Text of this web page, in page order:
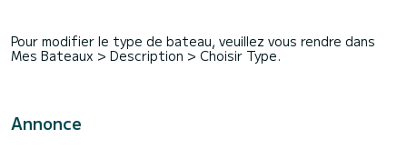
Annonce
Pour modifier le type de bateau, veuillez vous rendre dans
Mes Bateaux > Description > Choisir Type.